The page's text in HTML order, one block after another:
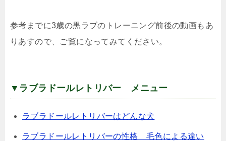
参考までに3歳の黒ラブのトレーニング前後の動画もあ
りあすので、ご覧になってみてください。
▼ラブラドールレトリバー メニュー
ラブラドールレトリバーはどんな犬
ラブラドールレトリバーの性格 毛色による違い